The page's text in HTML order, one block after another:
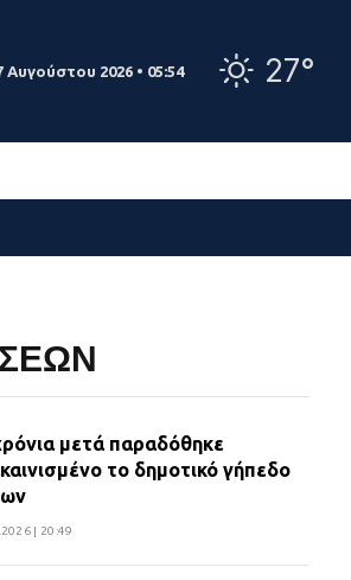
Αυγούστου 2026 • 05:54 27°
μετά παραδόθηκε
το δημοτικό γήπεδο
| 20:49